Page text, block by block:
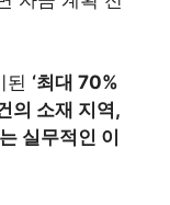
된 ‘최대 70%
의 소재 지역,
실무적인 이